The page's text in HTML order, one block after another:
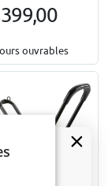
ouvrables